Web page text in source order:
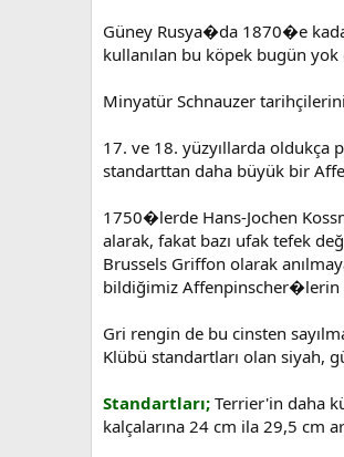
Güney Rusya�da 1870�e
kullanılan bu köpek bugün
Minyatür Schnauzer
17. ve 18. yüzyıllarda oldukça
standarttan daha büyük bir
1750�lerde Hans-Jochen
alarak, fakat bazı ufak tefek
Brussels Griffon olarak
bildiğimiz Affenpinscher�lerin
Gri rengin de bu cinsten
Klübü standartları olan siyah,
Standartları; Terrier'in daha
kalçalarına 24 cm ila 29,5 cm